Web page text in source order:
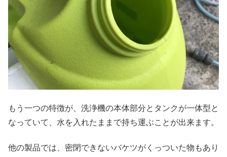
もう一つの特徴が、洗浄機の本体部分とタンクが一体型と
なっていて、水を入れたままで持ち運ぶことが出来ます。
他の製品では、密閉できないバケツがくっついた物もあり